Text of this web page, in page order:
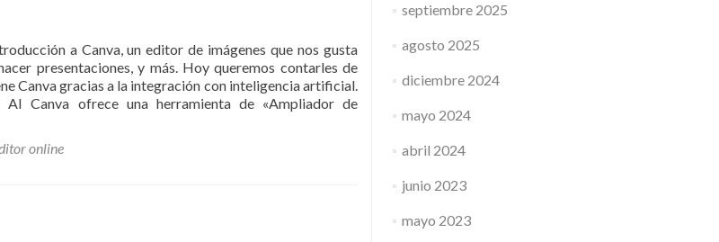
a Canva, un editor de imágenes que nos gusta
presentaciones, y más. Hoy queremos contarles de
Canva gracias a la integración con inteligencia artificial.
AI Canva ofrece una herramienta de «Ampliador de
online
septiembre 2025
agosto 2025
diciembre 2024
mayo 2024
abril 2024
junio 2023
mayo 2023